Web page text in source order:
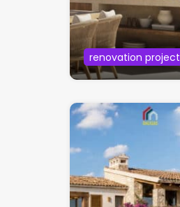
renovation project